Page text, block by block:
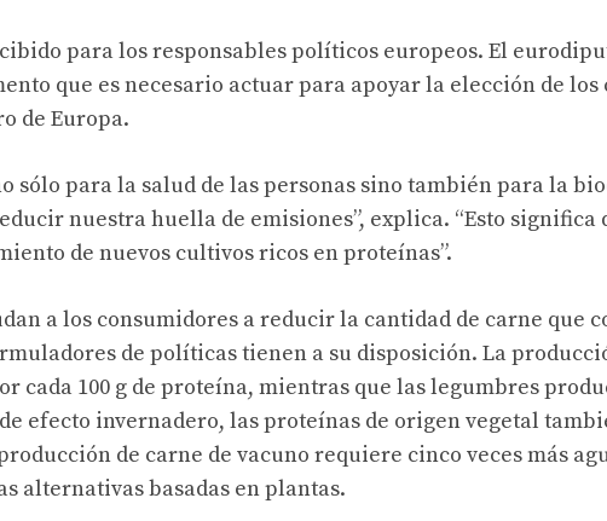
para los responsables políticos europeos. El
que es necesario actuar para apoyar la elección de los
de Europa.
sólo para la salud de las personas sino también para la
nuestra huella de emisiones”, explica. “Esto significa
de nuevos cultivos ricos en proteínas”.
a los consumidores a reducir la cantidad de carne que
de políticas tienen a su disposición. La
cada 100 g de proteína, mientras que las legumbres
efecto invernadero, las proteínas de origen vegetal
de carne de vacuno requiere cinco veces más
alternativas basadas en plantas.